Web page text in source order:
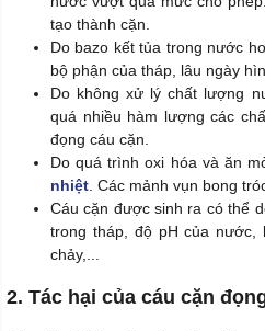
tạo thành cặn.
Do bazo kết tủa trong nước
bộ phận của tháp, lâu ngày
Do không xử lý chất lượng
quá nhiều hàm lượng các
đọng cáu cặn.
Do quá trình oxi hóa và ăn
nhiệt . Các mảnh vụn bong
Cáu cặn được sinh ra có thể
trong tháp, độ pH của nước,
chảy,...
2. Tác hại của cáu cặn